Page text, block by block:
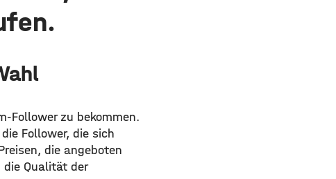
Follower zu bekommen.
Follower, die sich
die angeboten
Qualität der